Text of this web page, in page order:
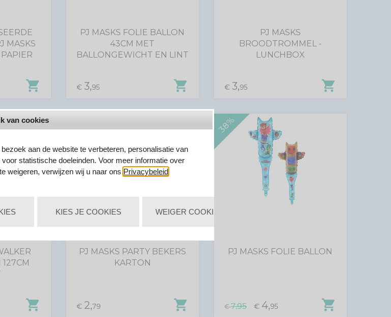
shopping_cart
MASKS
shopping_cart
PJ MASKS FOLIE BALLON
43CM MET
BALLONGEWICHT EN LINT
€ 3,95 shopping_cart
PJ MASKS
BROODTROMMEL -
LUNCHBOX
€ 3,95
shopping_cart shopping_cart
PJ MASKS PARTY BEKERS
KARTON
€ 2,79
38%
shopping_cart
PJ MASKS FOLIE BALLON
€7,95 € 4,95
van cookies
aan de website te verbeteren, personalisatie van
statistische doeleinden. Voor meer informatie over
weigeren, verwijzen wij u naar ons Privacybeleid
KIES JE COOKIES WEIGER COOKIES